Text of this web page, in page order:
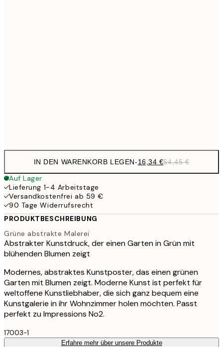
IN DEN WARENKORB LEGEN-16,34 €54,45 €
Auf Lager
Lieferung 1-4 Arbeitstage
Versandkostenfrei ab 59 €
90 Tage Widerrufsrecht
PRODUKTBESCHREIBUNG
Grüne abstrakte Malerei
Abstrakter Kunstdruck, der einen Garten in Grün mit
blühenden Blumen zeigt
Modernes, abstraktes Kunstposter, das einen grünen
Garten mit Blumen zeigt. Moderne Kunst ist perfekt für
weltoffene Kunstliebhaber, die sich ganz bequem eine
Kunstgalerie in ihr Wohnzimmer holen möchten. Passt
perfekt zu Impressions No2.
17003-1
Erfahre mehr über unsere Produkte